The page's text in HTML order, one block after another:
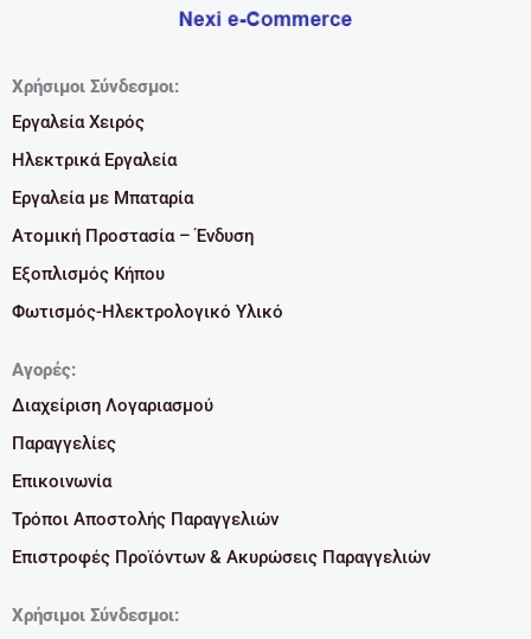
Χρήσιμοι Σύνδεσμοι:
Εργαλεία Χειρός
Ηλεκτρικά Εργαλεία
Εργαλεία με Μπαταρία
Ατομική Προστασία – Ένδυση
Εξοπλισμός Κήπου
Φωτισμός-Ηλεκτρολογικό Υλικό
Αγορές:
Διαχείριση Λογαριασμού
Παραγγελίες
Επικοινωνία
Τρόποι Αποστολής Παραγγελιών
Επιστροφές Προϊόντων & Ακυρώσεις Παραγγελιών
Χρήσιμοι Σύνδεσμοι: